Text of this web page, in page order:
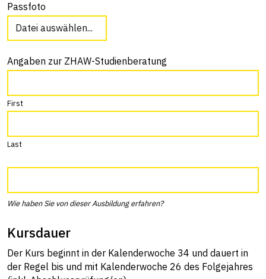
Passfoto
Datei auswählen...
Angaben zur ZHAW-Studienberatung
First
Last
Wie haben Sie von dieser Ausbildung erfahren?
Kursdauer
Der Kurs beginnt in der Kalenderwoche 34 und dauert in
der Regel bis und mit Kalenderwoche 26 des Folgejahres